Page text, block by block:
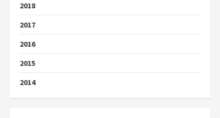
2018
2017
2016
2015
2014